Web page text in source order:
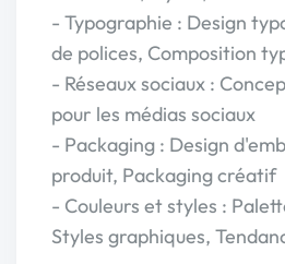
- Typographie : Design
de polices, Composition
- Réseaux sociaux :
pour les médias sociaux
- Packaging : Design
produit, Packaging créatif
- Couleurs et styles :
Styles graphiques,